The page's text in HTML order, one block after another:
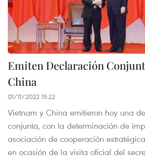
Emiten Declaración
China
01/11/2022 15:22
Vietnam y China emitieron hoy una
conjunta, con la determinación de
asociación de cooperación
en ocasión de la visita oficial del